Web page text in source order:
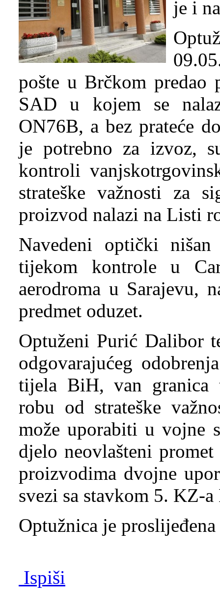
je i
pošte u Brčkom predao
SAD u kojem se
ON76B, a bez prateće
je potrebno za izvoz,
kontroli
strateške važnosti za
proizvod nalazi na Listi
Navedeni optički
tijekom kontrole u
aerodroma u Sarajevu,
predmet oduzet.
Optuženi Purić Dalibor
odgovarajućeg
tijela BiH, van granica
robu od strateške
može uporabiti u vojne
djelo neovlašteni
proizvodima dvojne
svezi sa stavkom 5. KZ-
Optužnica je
Ispiši